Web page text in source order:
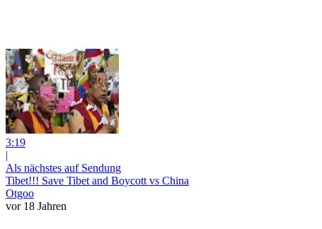
3:19
|
Als nächstes auf Sendung
Tibet!!! Save Tibet and Boycott vs China
Otgoo
vor 18 Jahren